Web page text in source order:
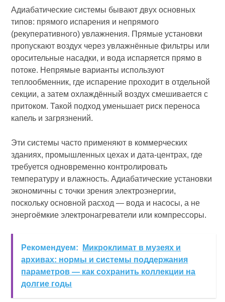
Адиабатические системы бывают двух основных
типов: прямого испарения и непрямого
(рекуперативного) увлажнения. Прямые установки
пропускают воздух через увлажнённые фильтры или
оросительные насадки, и вода испаряется прямо в
потоке. Непрямые варианты используют
теплообменник, где испарение проходит в отдельной
секции, а затем охлаждённый воздух смешивается с
притоком. Такой подход уменьшает риск переноса
капель и загрязнений.
Эти системы часто применяют в коммерческих
зданиях, промышленных цехах и дата-центрах, где
требуется одновременно контролировать
температуру и влажность. Адиабатические установки
экономичны с точки зрения электроэнергии,
поскольку основной расход — вода и насосы, а не
энергоёмкие электронагреватели или компрессоры.
Рекомендуем:
Микроклимат в музеях и
архивах: нормы и системы поддержания
параметров — как сохранить коллекции на
долгие годы